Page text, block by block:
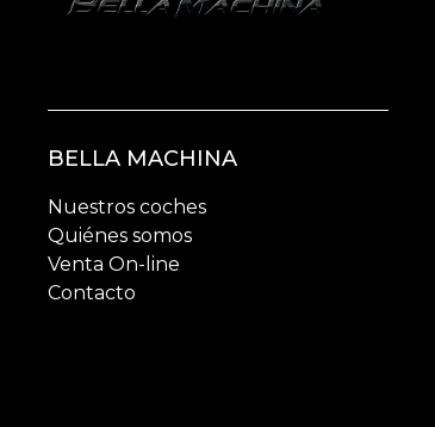
BELLA MACHINA
Nuestros coches
Quiénes somos
Venta On-line
Contacto